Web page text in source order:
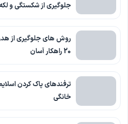
جلوگیری از شکستگی و
روش های جلوگیری از هدر
20 راهکار آسان
خانگی